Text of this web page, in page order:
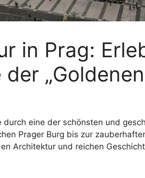
in Prag:
durch eine der schönsten und
Prager Burg bis zur
Architektur und reichen